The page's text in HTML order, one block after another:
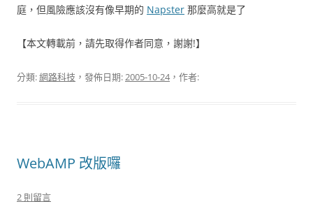
庭，但風險應該沒有像早期的 Napster 那麼高就是了
【本文轉載前，請先取得作者同意，謝謝!】
分類:網路科技 ，發佈日期:2005-10-24，作者:
WebAMP 改版囉
2 則留言